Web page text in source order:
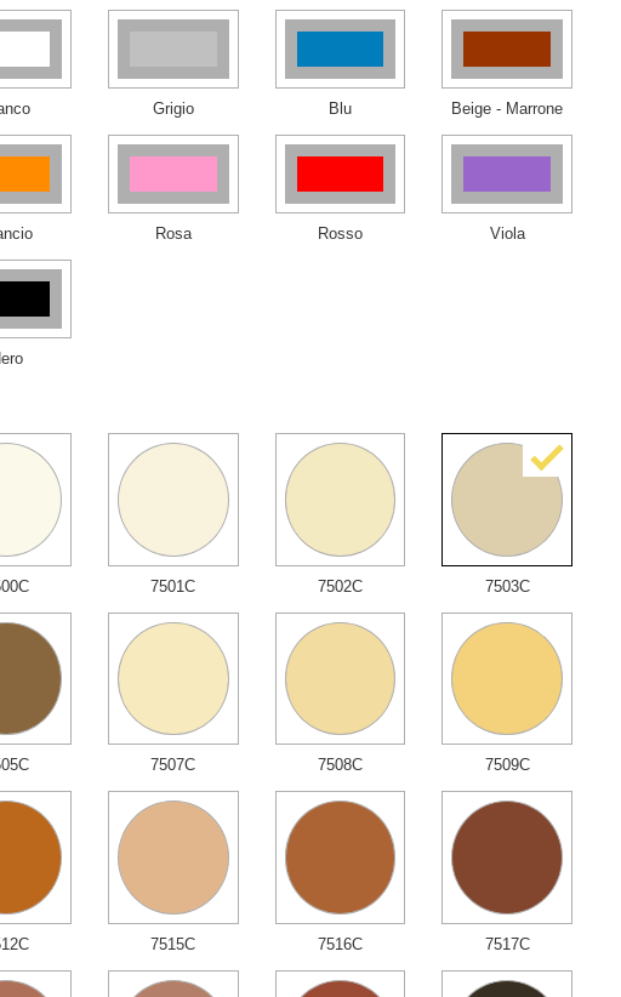
Grigio Blu Beige - Marrone
Rosa Rosso Viola
7501C 7502C 7503C
7507C 7508C 7509C
7515C 7516C 7517C